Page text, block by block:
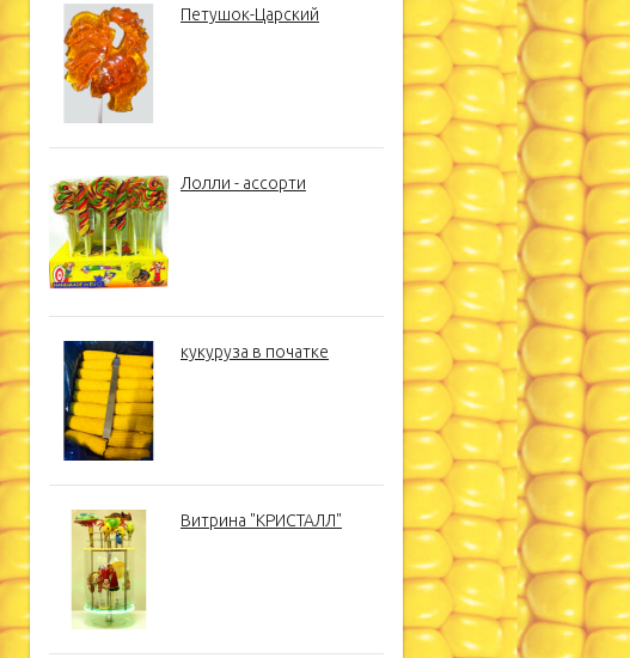
Петушок-Царский
Лолли - ассорти
кукуруза в початке
Витрина "КРИСТАЛЛ"